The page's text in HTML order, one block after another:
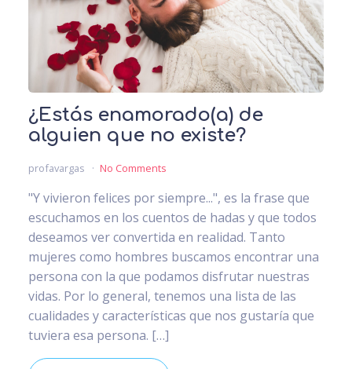
¿Estás enamorado(a) de
alguien que no existe?
profavargas No Comments
"Y vivieron felices por siempre...", es la frase que
escuchamos en los cuentos de hadas y que todos
deseamos ver convertida en realidad. Tanto
mujeres como hombres buscamos encontrar una
persona con la que podamos disfrutar nuestras
vidas. Por lo general, tenemos una lista de las
cualidades y características que nos gustaría que
tuviera esa persona. […]